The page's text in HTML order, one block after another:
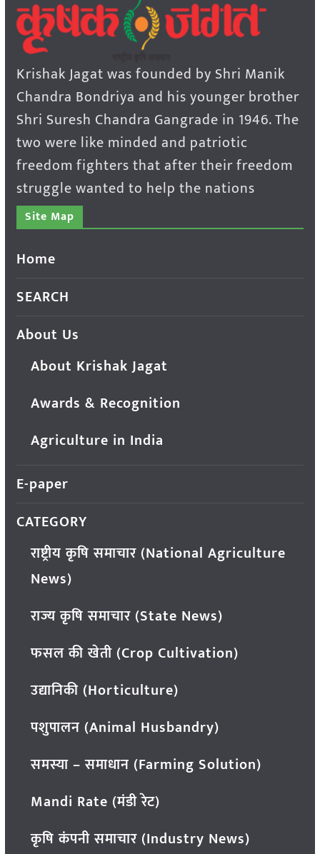
Krishak Jagat was founded by Shri Manik
Chandra Bondriya and his younger brother
Shri Suresh Chandra Gangrade in 1946. The
two were like minded and patriotic
freedom fighters that after their freedom
struggle wanted to help the nations
Site Map
Home
SEARCH
About Us
About Krishak Jagat
Awards & Recognition
Agriculture in India
E-paper
CATEGORY
राष्ट्रीय कृषि समाचार (National Agriculture
News)
राज्य कृषि समाचार (State News)
फसल की खेती (Crop Cultivation)
उद्यानिकी (Horticulture)
पशुपालन (Animal Husbandry)
समस्या – समाधान (Farming Solution)
Mandi Rate (मंडी रेट)
कृषि कंपनी समाचार (Industry News)